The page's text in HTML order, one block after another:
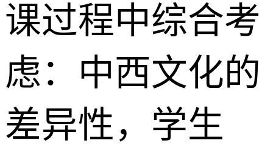
课过程中综合考
虑：中西文化的
差异性，学生